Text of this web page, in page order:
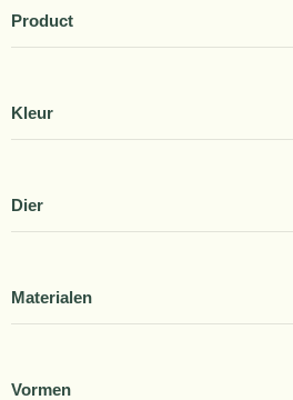
Product
Kleur
Dier
Materialen
Vormen